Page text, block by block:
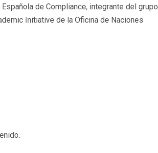
de Compliance, integrante del grupo
Initiative de la Oficina de Naciones